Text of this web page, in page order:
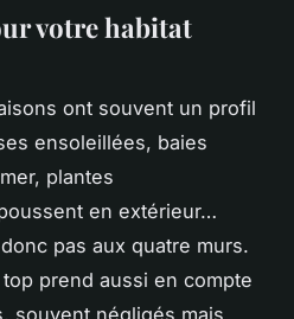
votre habitat
ont souvent un profil
ensoleillées, baies
plantes
en extérieur…
pas aux quatre murs.
prend aussi en compte